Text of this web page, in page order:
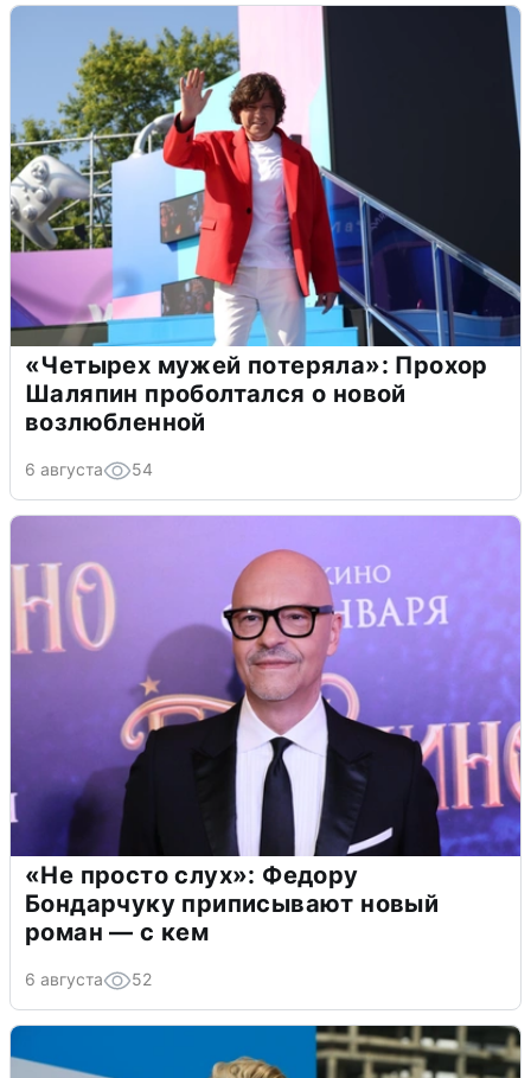
«Четырех мужей потеряла»: Прохор
Шаляпин проболтался о новой
возлюбленной
6 августа 54
«Не просто слух»: Федору
Бондарчуку приписывают новый
роман — с кем
6 августа 52